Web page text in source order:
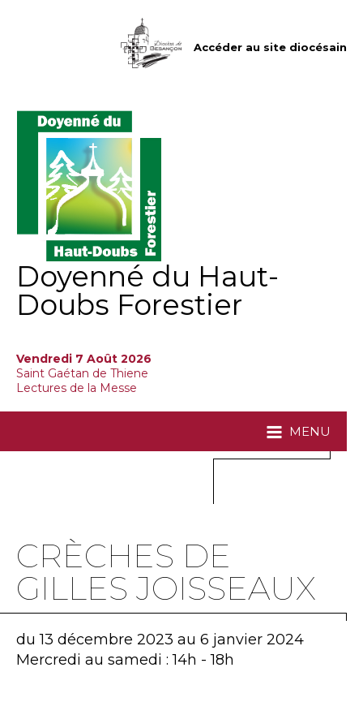
Accéder au site diocésain
Doyenné du Haut-
Doubs Forestier
Vendredi 7 Août 2026
Saint Gaétan de Thiene
Lectures de la Messe
MENU
CRÈCHES DE
GILLES JOISSEAUX
du 13 décembre 2023 au 6 janvier 2024
Mercredi au samedi : 14h - 18h